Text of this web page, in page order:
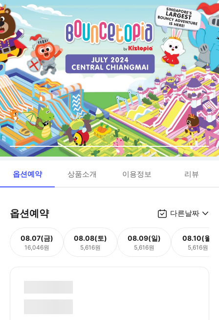
옵션예약 상품소개 이용정보 리뷰
옵션예약 다른날짜
08.07(금)
16,046원
08.08(토)
5,616원
08.09(일)
5,616원
08.10(월)
5,616원